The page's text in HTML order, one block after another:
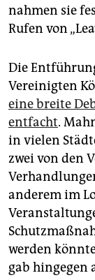
nahmen sie
Rufen von
Die
Vereinigten
eine breite
entfacht.
in vielen
zwei von den
anderem im
werden
gab hingegen